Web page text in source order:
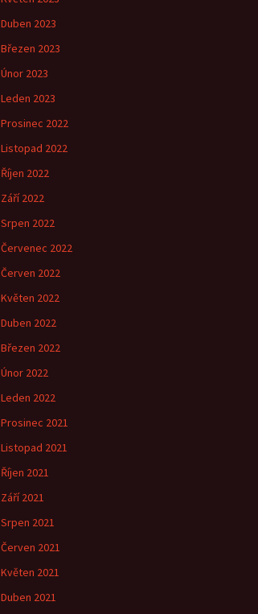
Duben 2023
Březen 2023
Únor 2023
Leden 2023
Prosinec 2022
Listopad 2022
Říjen 2022
Září 2022
Srpen 2022
Červenec 2022
Červen 2022
Květen 2022
Duben 2022
Březen 2022
Únor 2022
Leden 2022
Prosinec 2021
Listopad 2021
Říjen 2021
Září 2021
Srpen 2021
Červen 2021
Květen 2021
Duben 2021